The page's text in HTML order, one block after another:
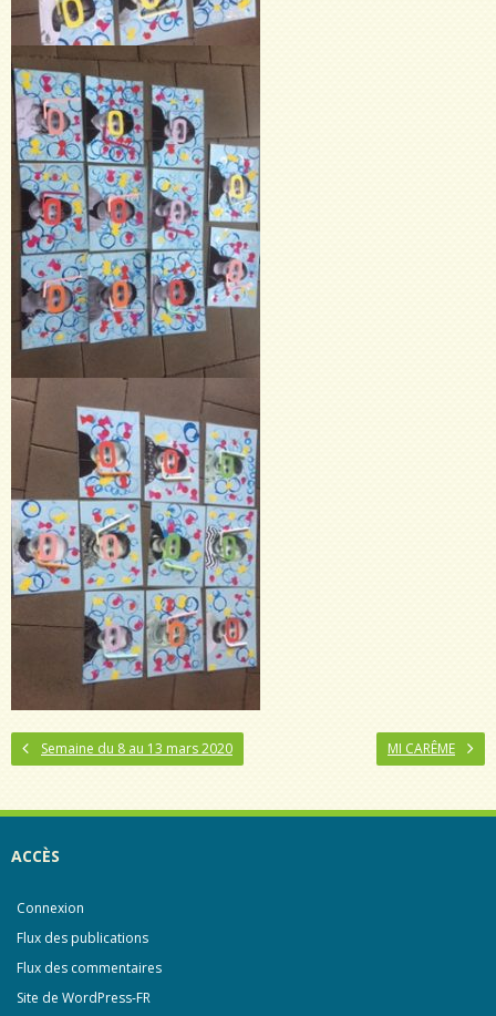
Semaine du 8 au 13 mars 2020 MI CARÊME
ACCÈS
Connexion
Flux des publications
Flux des commentaires
Site de WordPress-FR